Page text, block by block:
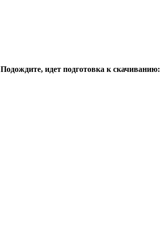
Подождите, идет подготовка к скачиванию: